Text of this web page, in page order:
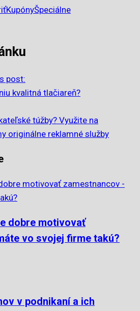
KupónyŠpeciálne
post:
kvalitná tlačiareň?
túžby? Využite na
originálne reklamné služby
dobre motivovať
vo svojej firme takú?
v podnikaní a ich